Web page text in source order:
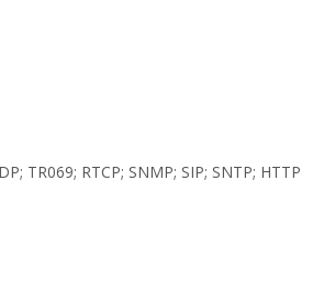
TR069; RTCP; SNMP; SIP; SNTP; HTTP